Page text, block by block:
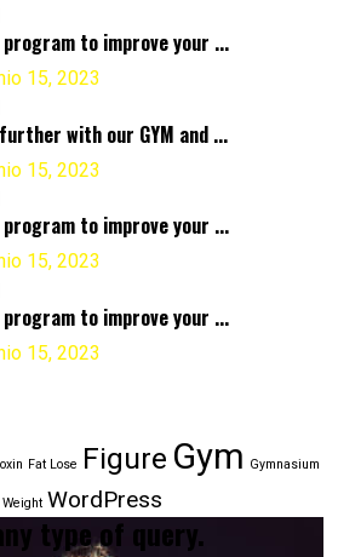
to improve your ...
15, 2023
with our GYM and ...
15, 2023
to improve your ...
15, 2023
to improve your ...
15, 2023
Fat Lose Figure Gym Gymnasium
Weight WordPress
type of query.